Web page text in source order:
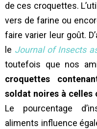
de ces croquettes.
vers de farine ou
faire varier leur goût.
le Journal of Insects
toutefois que nos
croquettes
soldat noires à celles
Le pourcentage
aliments influence